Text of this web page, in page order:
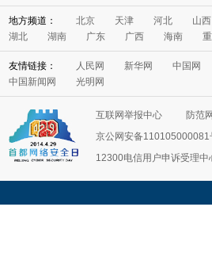
地方频道： 北京 天津 河北
山西
湖北
湖南 广东 广西 海南
友情链接： 人民网 新华网
中国网
中国新闻网
光明网
互联网举报中心
防范
京公网安备110105000081
12300电信用户申诉受理中